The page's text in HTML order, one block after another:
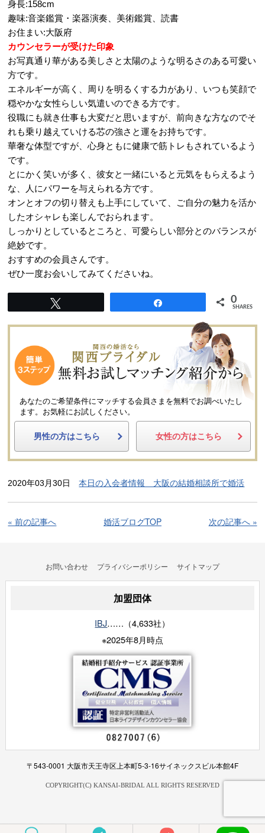
身長:158cm
趣味:音楽鑑賞・楽器演奏、美術鑑賞、読書
お住まい:大阪府
カウンセラーが受けた印象
お写真通り華がある美しさと太陽のような明るさのある可愛い
方です。
エネルギーが高く、周りを明るくする力があり、いつも笑顔で
穏やかな女性らしい気遣いのできる方です。
役職にも就き仕事も大変だと思いますが、前向きな方なのでそ
れも乗り越えていける芯の強さと運をお持ちです。
華奢な体型ですが、心身ともに健康で筋トレもされているよう
です。
とにかく笑いが多く、彼女と一緒にいると元気をもらえるよう
な、人にパワーを与えられる方です。
オンとオフの切り替えも上手にしていて、ご自分の魅力を活か
したオシャレも楽しんでおられます。
しっかりとしているところと、可愛らしい部分とのバランスが
絶妙です。
おすすめの会員さんです。
ぜひ一度お会いしてみてくださいね。
0
SHARES
あなたのご希望条件にマッチする会員さまを無料でお調べいたし
ます。
お気軽にお試しください。
男性の方はこちら 女性の方はこちら
2020年03月30日本日の入会者情報 大阪の結婚相談所で婚活
« 前の記事へ 婚活ブログTOP 次の記事へ »
お問い合わせ プライバシーポリシー サイトマップ
加盟団体
IBJ……（4,633社）
※2025年8月時点
〒543-0001 大阪市天王寺区上本町5-3-16サイネックスビル本館4F
COPYRIGHT(C) KANSAI-BRIDAL ALL RIGHTS RESERVED